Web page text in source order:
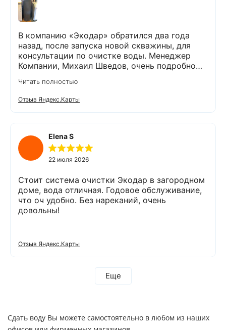
В компанию «Экодар» обратился два года
назад, после запуска новой скважины, для
консультации по очистке воды. Менеджер
Компании, Михаил Шведов, очень подробно
подобрать оптимальный вариант, пригласил в
офис для заключения договора. Оборудование
«Экодар компакт», которое я поставил,
убрало посторонние запахи. Вода стала
мягкой и приятной на вкус. Полностью
доволен сотрудничеством с Компанией
«Экодар». Рекомендую.
Читать полностью
Отзыв Яндекс.Карты
Elena S
22 июля 2026
Стоит система очистки Экодар в загородном
доме, вода отличная. Годовое обслуживание,
что оч удобно. Без нареканий, очень
довольны!
Отзыв Яндекс.Карты
Еще
Сдать воду Вы можете самостоятельно в любом из наших